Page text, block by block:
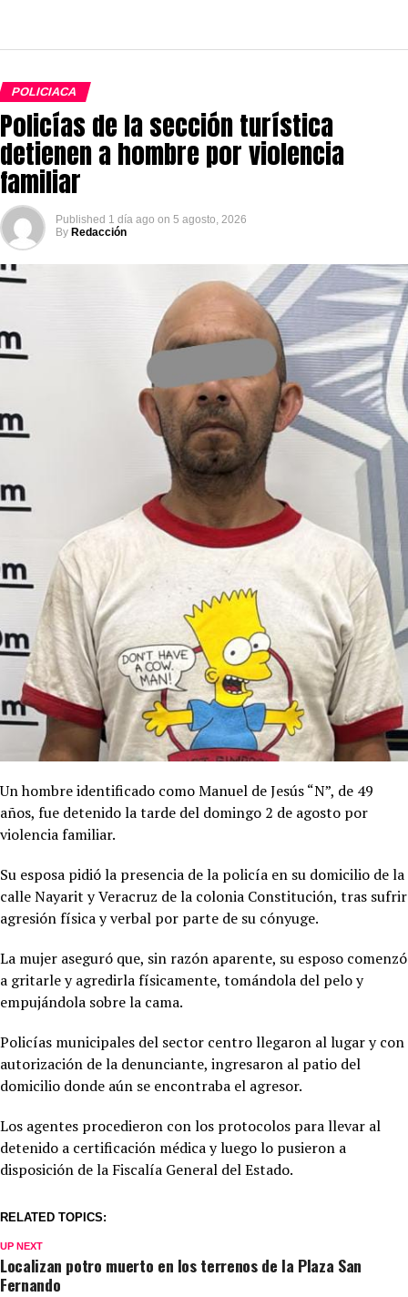
POLICIACA
Policías de la sección turística
detienen a hombre por violencia
familiar
Published 1 día ago on 5 agosto, 2026
By Redacción
Un hombre identificado como Manuel de Jesús “N”, de 49
años, fue detenido la tarde del domingo 2 de agosto por
violencia familiar.
Su esposa pidió la presencia de la policía en su domicilio de la
calle Nayarit y Veracruz de la colonia Constitución, tras sufrir
agresión física y verbal por parte de su cónyuge.
La mujer aseguró que, sin razón aparente, su esposo comenzó
a gritarle y agredirla físicamente, tomándola del pelo y
empujándola sobre la cama.
Policías municipales del sector centro llegaron al lugar y con
autorización de la denunciante, ingresaron al patio del
domicilio donde aún se encontraba el agresor.
Los agentes procedieron con los protocolos para llevar al
detenido a certificación médica y luego lo pusieron a
disposición de la Fiscalía General del Estado.
RELATED TOPICS:
UP NEXT
Localizan potro muerto en los terrenos de la Plaza San
Fernando